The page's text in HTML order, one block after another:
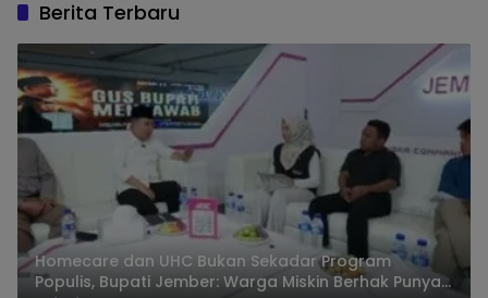
Berita Terbaru
Homecare dan UHC Bukan Sekadar Program
Populis, Bupati Jember: Warga Miskin Berhak Punya